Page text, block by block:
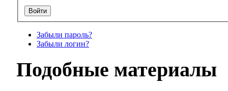
Забыли пароль?
Забыли логин?
Подобные материалы